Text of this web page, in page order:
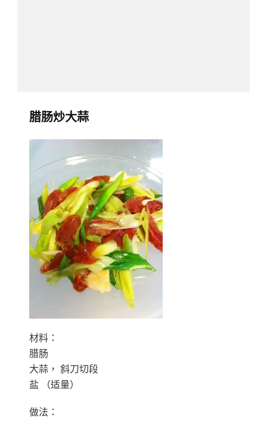
腊肠炒大蒜
材料：
腊肠
大蒜， 斜刀切段
盐 （适量）
做法：